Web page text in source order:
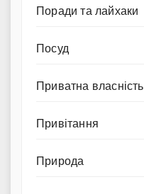
Поради та лайхаки
Посуд
Приватна власність
Привітання
Природа